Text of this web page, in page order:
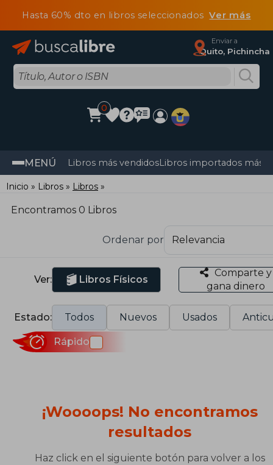
Hasta 60% dto en libros seleccionadosVer más
Enviar a
Quito, Pichincha
0
MENÚ Libros más vendidosLibros importados más
Inicio Libros Libros
Encontramos 0 Libros
Ordenar por
Ver: Libros Físicos
Comparte y
gana dinero
Estado: Todos Nuevos Usados
Rápido
¡Woooops! No encontramos
resultados
Haz click en el siguiente botón para volver a los